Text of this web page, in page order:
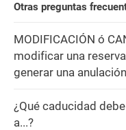
Otras preguntas
MODIFICACIÓN ó
modificar una
generar una
¿Qué caducidad
a...?